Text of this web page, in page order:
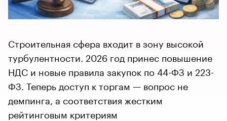
Строительная сфера входит в зону высокой
турбулентности. 2026 год принес повышение
НДС и новые правила закупок по 44-ФЗ и 223-
ФЗ. Теперь доступ к торгам — вопрос не
демпинга, а соответствия жестким
рейтинговым критериям